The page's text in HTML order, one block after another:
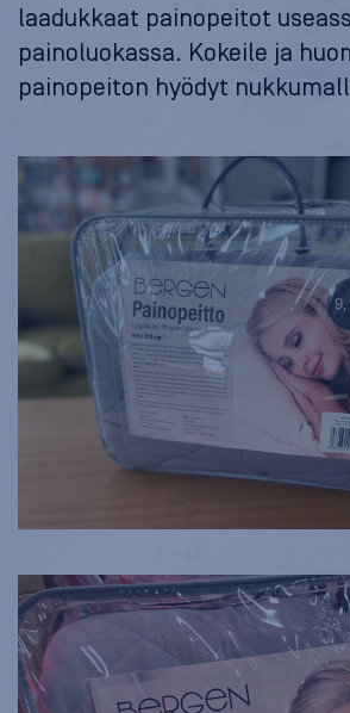
laadukkaat painopeitot
painoluokassa. Kokeile ja
painopeiton hyödyt